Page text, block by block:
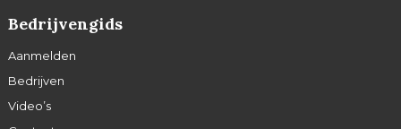
Bedrijvengids
Aanmelden
Bedrijven
Video’s